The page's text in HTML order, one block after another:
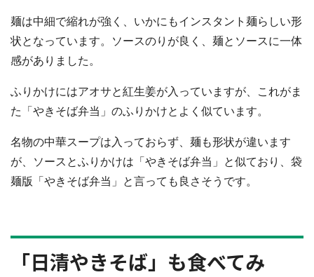
麺は中細で縮れが強く、いかにもインスタント麺らしい形
状となっています。ソースのりが良く、麺とソースに一体
感がありました。
ふりかけにはアオサと紅生姜が入っていますが、これがま
た「やきそば弁当」のふりかけとよく似ています。
名物の中華スープは入っておらず、麺も形状が違います
が、ソースとふりかけは「やきそば弁当」と似ており、袋
麺版「やきそば弁当」と言っても良さそうです。
「日清やきそば」も食べてみ